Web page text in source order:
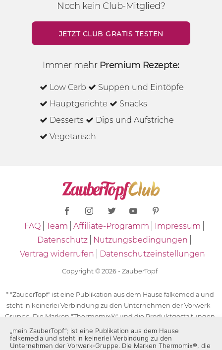
Noch kein Club-Mitglied?
JETZT CLUB GRATIS TESTEN
Immer mehr Premium Rezepte:
Low Carb
Suppen und Eintöpfe
Hauptgerichte
Snacks
Desserts
Dips und Aufstriche
Vegetarisch
FAQ Team Affiliate-Programm
Impressum
Datenschutz
Nutzungsbedingungen
Vertrag widerrufen
Datenschutzeinstellungen
Copyright © 2026 - ZauberTopf
* "ZauberTopf" ist eine Publikation aus dem Hause falkemedia und
steht in keinerlei Verbindung zu den Unternehmen der Vorwerk-
Gruppe. Die Marken "Thermomix®" und die Produktgestaltungen
des "Thermomix®" sind eingetragene Marken der Unternehmen
der Vorwerk-Gruppe. Die Marken Thermomix®, die Zeichen TM5®,
„mein ZauberTopf”; ist eine Publikation aus dem Hause
falkemedia und steht in keinerlei Verbindung zu den
Unternehmen der Vorwerk-Gruppe. Die Marken Thermomix®, die